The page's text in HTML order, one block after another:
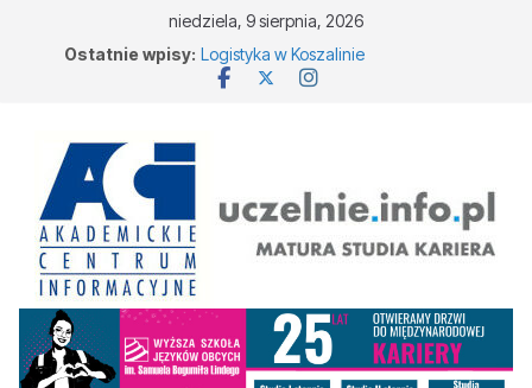
niedziela, 9 sierpnia, 2026
Ostatnie wpisy: Logistyka w Koszalinie
Informatyka w Nysie